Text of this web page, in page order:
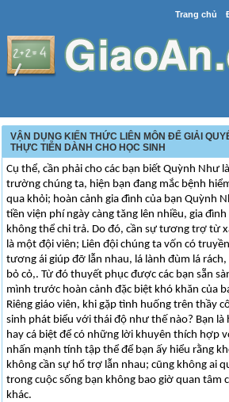
Trang chủ
VẬN DỤNG KIẾN THỨC LIÊN MÔN ĐỂ GIẢI
THỰC TIỄN DÀNH CHO HỌC SINH
Cụ thể, cần phải cho các bạn biết Quỳnh Như
trường chúng ta, hiện bạn đang mắc bệnh
qua khỏi; hoàn cảnh gia đình của bạn Quỳnh
tiền viện phí ngày càng tăng lên nhiều, gia
không thể chi trả. Do đó, cần sự tương trợ từ
là một đội viên; Liên đội chúng ta vốn có
tương ái giúp đỡ lẫn nhau, lá lành đùm lá
bỏ cỏ,. Từ đó thuyết phục được các bạn sẵn
mình trước hoàn cảnh đặc biệt khó khăn của
Riêng giáo viên, khi gặp tình huống trên thầy
sinh phát biểu với thái độ như thế nào? Bạn
hay cá biệt để có những lời khuyên thích hợp
nhấn mạnh tính tập thể để bạn ấy hiểu rằng
không cần sự hổ trợ lẫn nhau; cũng không ai
trong cuộc sống bạn không bao giờ quan tâm
khác.